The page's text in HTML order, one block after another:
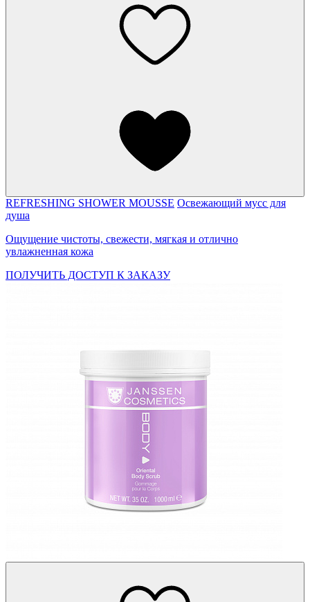
REFRESHING SHOWER MOUSSE Освежающий мусс для
душа
Ощущение чистоты, свежести, мягкая и отлично
увлажненная кожа
ПОЛУЧИТЬ ДОСТУП К ЗАКАЗУ